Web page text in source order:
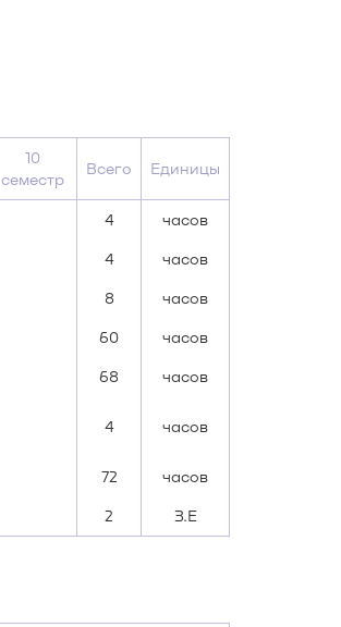
10
семестр
Всего Единицы
4 часов
4 часов
8 часов
60 часов
68 часов
4 часов
72 часов
2 З.Е